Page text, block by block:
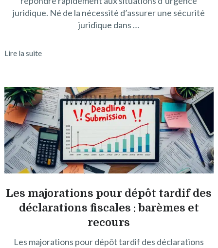
juridique. Né de la nécessité d’assurer une sécurité
juridique dans …
Lire la suite
Les majorations pour dépôt tardif des
déclarations fiscales : barèmes et
recours
Les majorations pour dépôt tardif des déclarations